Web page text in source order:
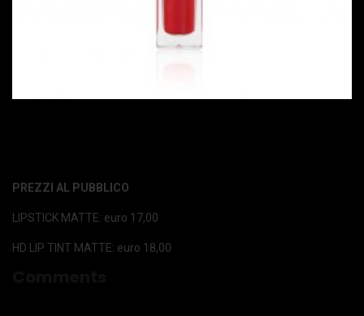
PREZZI AL PUBBLICO
LIPSTICK MATTE: euro 17,00
HD LIP TINT MATTE: euro 18,00